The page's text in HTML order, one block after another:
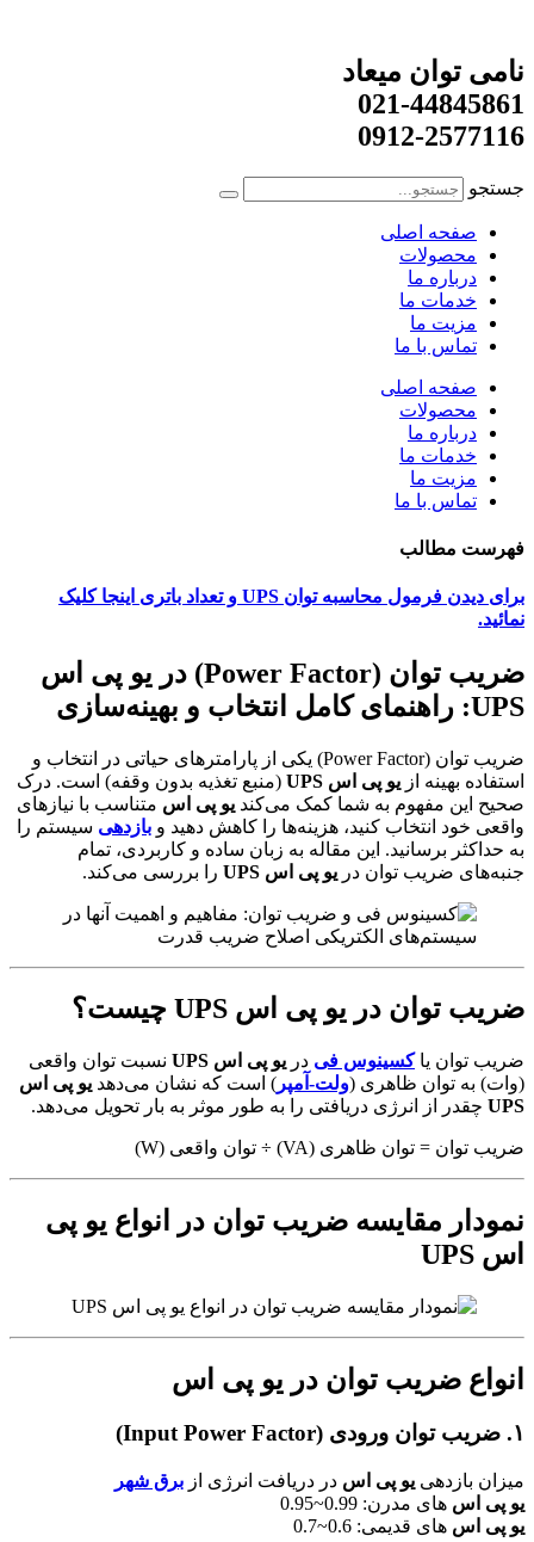
نامی توان میعاد
021-44845861
0912-2577116
جستجو
صفحه اصلی
محصولات
درباره ما
خدمات ما
مزیت ما
تماس با ما
صفحه اصلی
محصولات
درباره ما
خدمات ما
مزیت ما
تماس با ما
فهرست مطالب
برای دیدن فرمول محاسبه توان UPS و تعداد باتری اینجا کلیک
نمائید.
ضریب توان (Power Factor) در یو پی اس
UPS: راهنمای کامل انتخاب و بهینه‌سازی
ضریب توان (Power Factor) یکی از پارامترهای حیاتی در انتخاب و
استفاده بهینه از یو پی اس UPS
(منبع تغذیه بدون وقفه) است. درک
صحیح این مفهوم به شما کمک می‌کند یو پی اس متناسب با نیازهای
واقعی خود انتخاب کنید، هزینه‌ها را کاهش دهید و بازدهی سیستم را
به حداکثر برسانید. این مقاله به زبان ساده و کاربردی، تمام
جنبه‌های ضریب توان در یو پی اس UPS را بررسی می‌کند.
ضریب توان در یو پی اس UPS چیست؟
ضریب توان یاکسینوس فی در یو پی اس UPS
نسبت توان واقعی
(وات) به توان ظاهری (ولت-آمپر ) است که نشان می‌دهد یو پی اس
UPS چقدر از انرژی دریافتی را به طور موثر به بار تحویل می‌دهد.
ضریب توان = توان ظاهری (VA) ÷ توان واقعی (W)
نمودار مقایسه ضریب توان در انواع یو پی
اس UPS
انواع ضریب توان در یو پی اس
۱. ضریب توان ورودی (Input Power Factor)
میزان بازدهی یو پی اس در دریافت انرژی از برق شهر
یو پی اس های مدرن: 0.99~0.95
یو پی اس های قدیمی: 0.6~0.7